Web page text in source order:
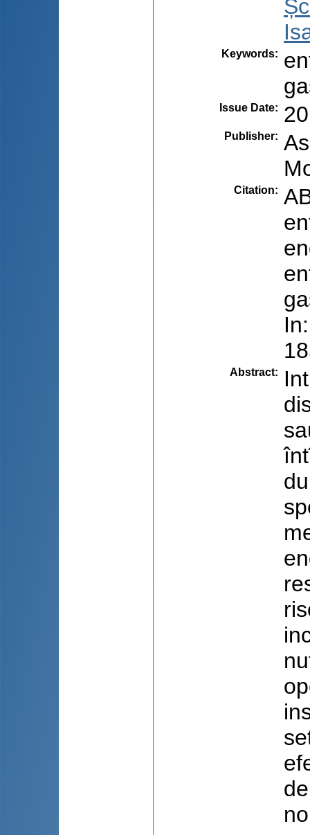
Keywords:
Issue Date:
Publisher:
Citation:
Abstract: